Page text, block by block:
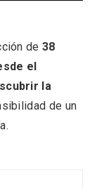
de38
el
la
de un